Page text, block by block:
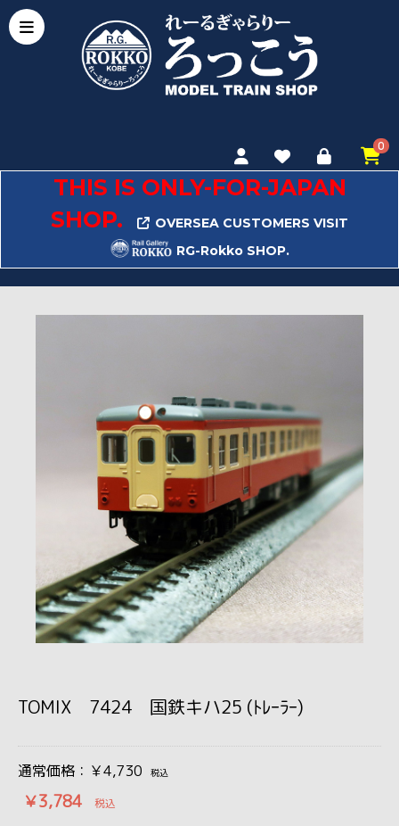
0
THIS IS ONLY-FOR-JAPAN
SHOP.
OVERSEA CUSTOMERS VISIT
RG-Rokko SHOP.
TOMIX 7424 国鉄キハ25 (ﾄﾚｰﾗｰ)
通常価格：￥4,730 税込
￥3,784 税込